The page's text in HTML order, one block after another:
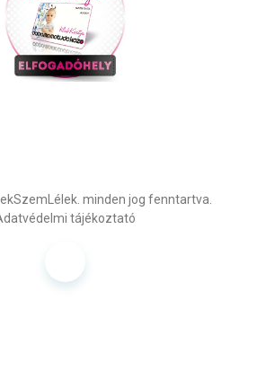
minden jog fenntartva.
tájékoztató